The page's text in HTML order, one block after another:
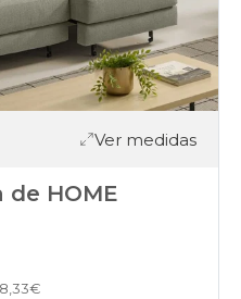
Ver medidas
HOME